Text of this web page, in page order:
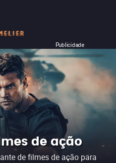
Publicidade
de ação
de filmes de ação para